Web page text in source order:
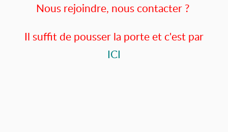
Nous rejoindre, nous contacter ?
Il suffit de pousser la porte et c'est par
ICI